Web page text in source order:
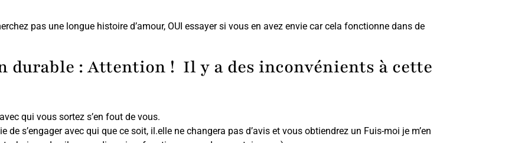
pas une longue histoire d’amour, OUI essayer si vous en avez envie car cela fonctionne dans de
durable : Attention ! Il y a des inconvénients à cette
qui vous sortez s’en fout de vous.
de s’engager avec qui que ce soit, il.elle ne changera pas d’avis et vous obtiendrez un Fuis-moi je m’en